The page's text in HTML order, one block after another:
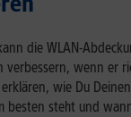
die WLAN-
verbessern, wenn er
wie Du
besten steht und